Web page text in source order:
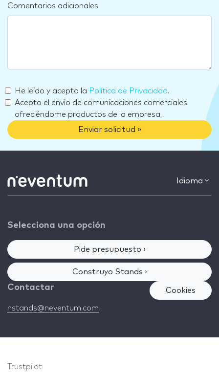
Comentarios adicionales
He leído y acepto la Política de Privacidad.
Acepto el envio de comunicaciones comerciales
ofreciéndome productos de la empresa.
Enviar solicitud »
Idioma
Selecciona una opción
Pide presupuesto ›
Construyo Stands ›
Contactar
nstands@neventum.com
Cookies
Trustpilot